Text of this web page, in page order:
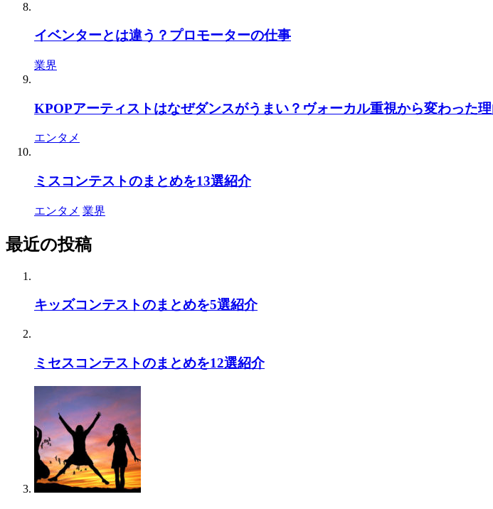
イベンターとは違う？プロモーターの仕事
業界
KPOPアーティストはなぜダンスがうまい？ヴォーカル重視から変わった
エンタメ
ミスコンテストのまとめを13選紹介
エンタメ 業界
最近の投稿
キッズコンテストのまとめを5選紹介
ミセスコンテストのまとめを12選紹介